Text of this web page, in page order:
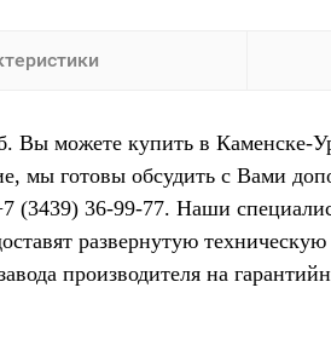
можете купить в Каменске-
мы готовы обсудить с Вами
36-99-77. Наши
развернутую
производителя на